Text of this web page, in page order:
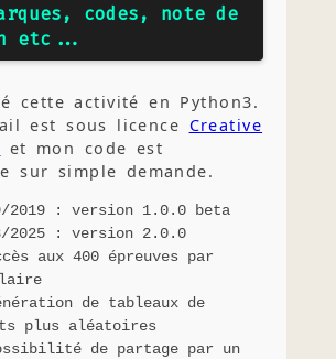
codes, note de
etc...
cette activité en Python3.
est sous licence Creative
et mon code est
sur simple demande.
2019 : version 1.0.0 beta
2025 : version 2.0.0
aux 400 épreuves par
de tableaux de
plus aléatoires
de partage par un